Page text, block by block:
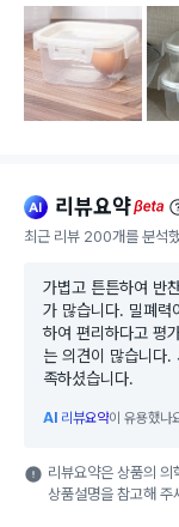
ai 리뷰요약beta
최근 리뷰 200개를 분석
가볍고 튼튼하여 반
가 많습니다. 밀폐력
하여 편리하다고 평
는 의견이 많습니다.
족하셨습니다.
AI 리뷰요약이 유용했나
리뷰요약은 상품의 의
상품설명을 참고해 주